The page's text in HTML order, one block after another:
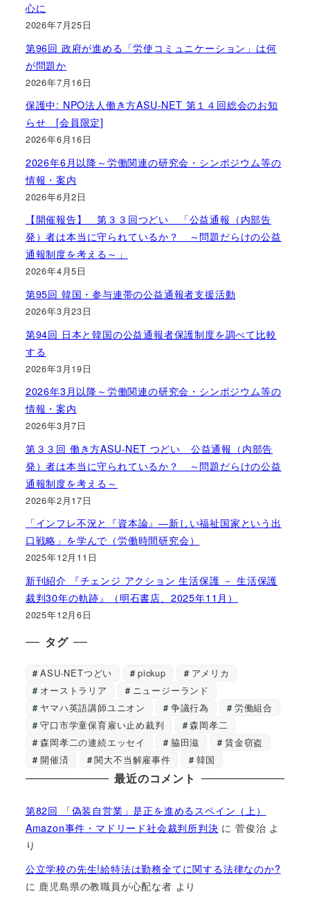
心に
2026年7月25日
第96回 政府が進める「労使コミュニケーション」は何
が問題か
2026年7月16日
保護中: NPO法人働き方ASU-NET 第１４回総会のお知
らせ [会員限定]
2026年6月16日
2026年6月以降～労働関連の研究会・シンポジウム等の
情報・案内
2026年6月2日
【開催報告】 第３３回つどい 「公益通報（内部告
発）者は本当に守られているか？ ～問題だらけの公益
通報制度を考える～」
2026年4月5日
第95回 韓国・参与連帯の公益通報者支援活動
2026年3月23日
第94回 日本と韓国の公益通報者保護制度を調べて比較
する
2026年3月19日
2026年3月以降～労働関連の研究会・シンポジウム等の
情報・案内
2026年3月7日
第３３回 働き方ASU-NET つどい 公益通報（内部告
発）者は本当に守られているか？ ～問題だらけの公益
通報制度を考える～
2026年2月17日
「インフレ不況と『資本論』―新しい福祉国家という出
口戦略」を学んで（労働時間研究会）
2025年12月11日
新刊紹介 『チェンジ アクション 生活保護 － 生活保護
裁判30年の軌跡』（明石書店、2025年11月）
2025年12月6日
タグ
ASU-NETつどい pickup
アメリカ
オーストラリア
ニュージーランド
ヤマハ英語講師ユニオン
争議行為
労働組合
守口市学童保育雇い止め裁判
森岡孝二
森岡孝二の連続エッセイ
脇田滋
賃金窃盗
開催済
関大不当解雇事件 韓国
最近のコメント
第82回 「偽装自営業」是正を進めるスペイン（上）
Amazon事件・マドリード社会裁判所判決 に菅俊治 よ
り
公立学校の先生!給特法は勤務全てに関する法律なのか?
に 鹿児島県の教職員が心配な者 より